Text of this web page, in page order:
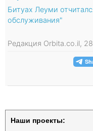
Битуах Леуми
обслуживания"
Редакция Orbita.co.il,
Наши проекты: